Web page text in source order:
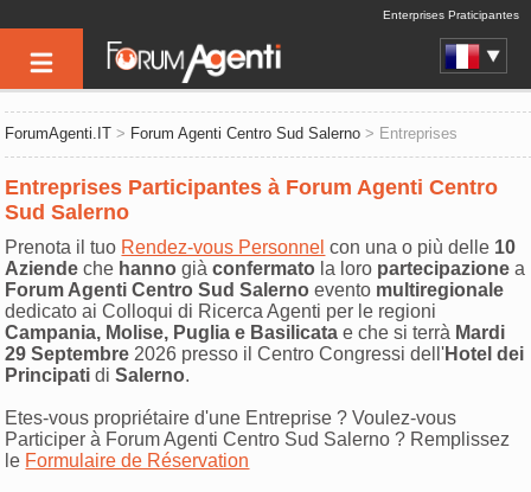
Enterprises Praticipantes
ForumAgenti.IT > Forum Agenti Centro Sud Salerno > Entreprises
Entreprises Participantes à Forum Agenti Centro
Sud Salerno
Prenota il tuo Rendez-vous Personnel con una o più delle 10
Aziende che hanno giàconfermato la loro partecipazione a
Forum Agenti Centro Sud Salerno evento multiregionale
dedicato ai Colloqui di Ricerca Agenti per le regioni
Campania, Molise, Puglia e Basilicata e che si terrà Mardi
29 Septembre 2026 presso il Centro Congressi dell'Hotel dei
Principati diSalerno.
Etes-vous propriétaire d'une Entreprise ? Voulez-vous
Participer à Forum Agenti Centro Sud Salerno ? Remplissez
le Formulaire de Réservation